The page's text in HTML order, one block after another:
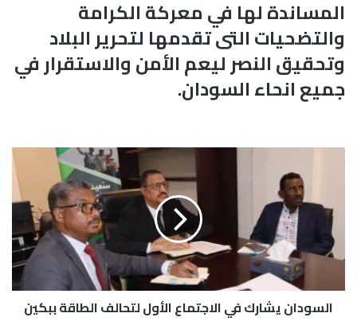
المساندة لها في معركة الكرامة
والتضحيات التى تقدمها لتحرير البلاد
وتحقيق النصر ليعم الأمن والاستقرار في
جميع انحاء السودان.
ن
ش
السودان يشارك في الاجتماع الأول لتحالف الطاقة ببكين